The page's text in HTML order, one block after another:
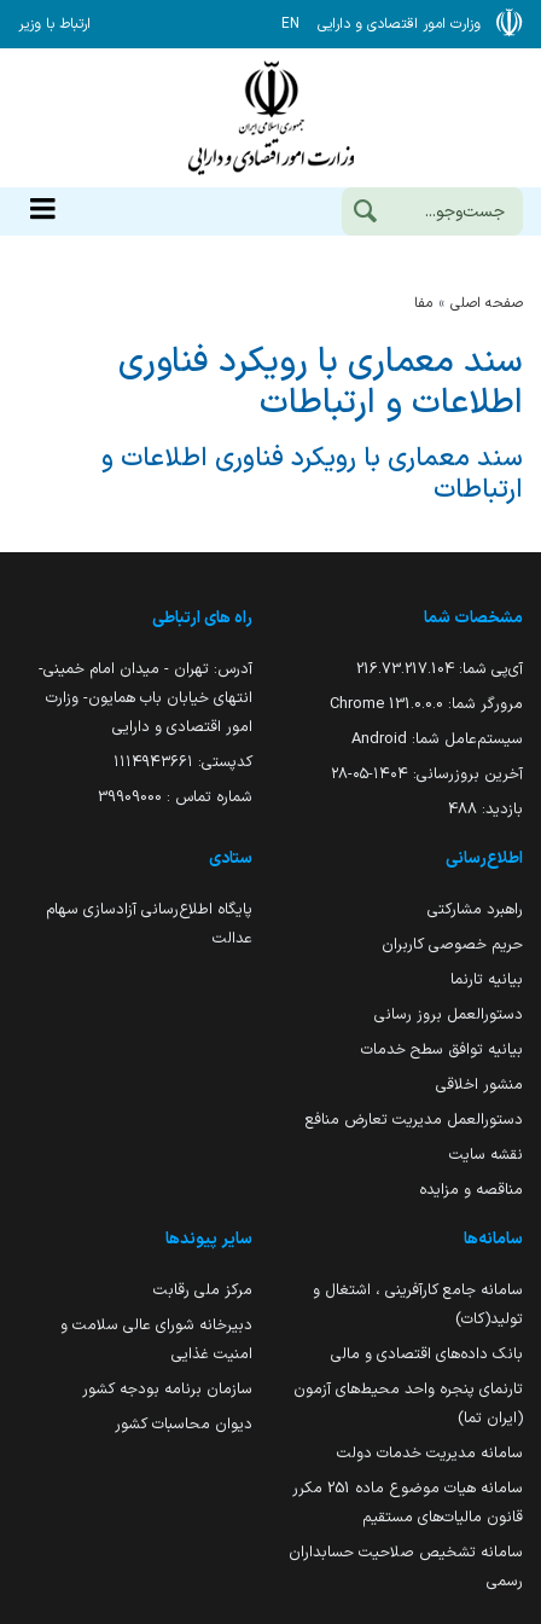
وزارت امور اقتصادی و دارایی EN ارتباط با وزیر
صفحه اصلی مفا
سند معماری با رویکرد فناوری
اطلاعات و ارتباطات
سند معماری با رویکرد فناوری اطلاعات و
ارتباطات
مشخصات شما
آی‌پی شما: 216.73.217.104
مرورگر شما: 131.0.0.0 Chrome
سیستم‌عامل شما: Android
آخرین بروزرسانی: ۱۴۰۴-۰۵-۲۸
بازدید: 488
راه های ارتباطی
آدرس: تهران - میدان امام خمینی-
انتهای خیابان باب همایون- وزارت
امور اقتصادی و دارایی
کدپستی: ۱۱۱۴۹۴۳۶۶۱
شماره تماس : 39909000
اطلاع‌رسانی
راهبرد مشارکتی
حریم خصوصی کاربران
بیانیه تارنما
دستورالعمل بروز رسانی
بیانیه توافق سطح خدمات
منشور اخلاقی
دستورالعمل مدیریت تعارض منافع
نقشه سایت
مناقصه و مزایده
ستادی
پایگاه اطلاع‌رسانی آزادسازی سهام
عدالت
سامانه‌ها
سامانه جامع کارآفرینی ، اشتغال و
تولید(کات)
بانک داده‌های اقتصادی و مالی
تارنمای پنجره واحد محیط‌های آزمون
(ایران تما)
سامانه مدیریت خدمات دولت
سامانه هیات موضوع ماده 251 مکرر
قانون مالیات‌های مستقیم
سامانه تشخیص صلاحیت حسابداران
رسمی
سایر پیوندها
مرکز ملی رقابت
دبیرخانه شورای عالی سلامت و
امنیت غذایی
سازمان برنامه بودجه کشور
دیوان محاسبات کشور